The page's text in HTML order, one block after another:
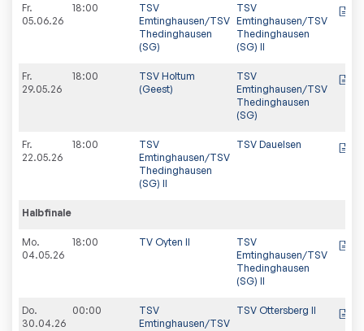
Fr.
05.06.26
18:00
TSV
Emtinghausen/TSV
Thedinghausen
(SG)
TSV
Emtinghausen/TSV
Thedinghausen
(SG) II
Fr.
29.05.26
18:00
TSV Holtum
(Geest)
TSV
Emtinghausen/TSV
Thedinghausen
(SG)
Fr.
22.05.26
18:00
TSV
Emtinghausen/TSV
Thedinghausen
(SG) II
TSV Dauelsen
Halbfinale
Mo.
04.05.26
18:00 TV Oyten II
TSV
Emtinghausen/TSV
Thedinghausen
(SG) II
Do.
30.04.26
00:00
TSV
Emtinghausen/TSV
TSV Ottersberg II